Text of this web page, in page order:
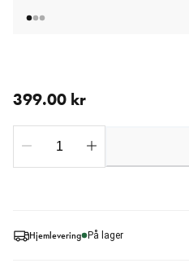
Hjemlevering På lager
399.00 kr